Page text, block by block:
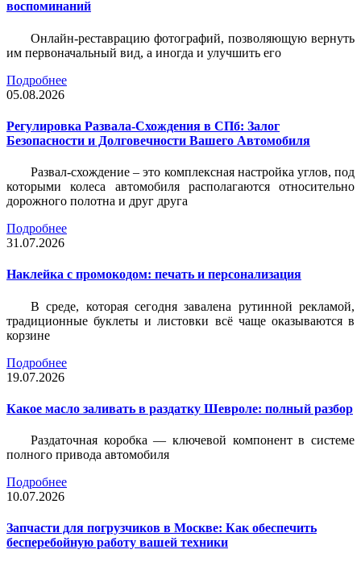
воспоминаний
Онлайн-реставрацию фотографий, позволяющую вернуть
им первоначальный вид, а иногда и улучшить его
Подробнее
05.08.2026
Регулировка Развала-Схождения в СПб: Залог
Безопасности и Долговечности Вашего Автомобиля
Развал-схождение – это комплексная настройка углов, под
которыми колеса автомобиля располагаются относительно
дорожного полотна и друг друга
Подробнее
31.07.2026
Наклейка c промокодом: печать и персонализация
В среде, которая сегодня завалена рутинной рекламой,
традиционные буклеты и листовки всё чаще оказываются в
корзине
Подробнее
19.07.2026
Какое масло заливать в раздатку Шевроле: полный разбор
Раздаточная коробка — ключевой компонент в системе
полного привода автомобиля
Подробнее
10.07.2026
Запчасти для погрузчиков в Москве: Как обеспечить
бесперебойную работу вашей техники